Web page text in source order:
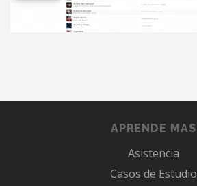
APRENDE MAS
Asistencia
Casos de Estudio